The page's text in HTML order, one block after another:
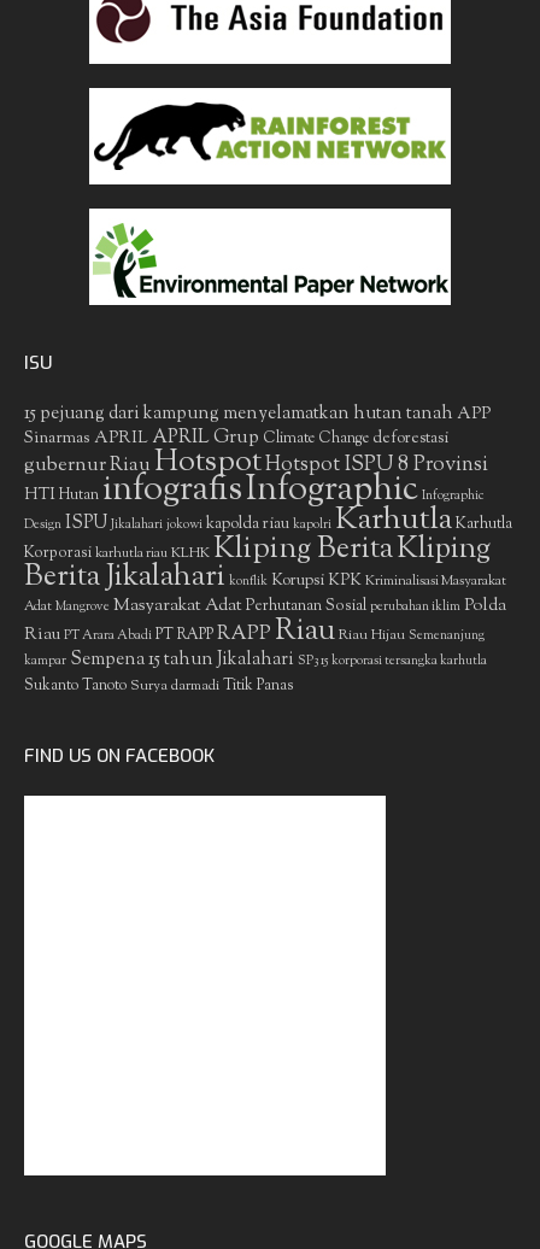
ISU
15 pejuang dari kampung menyelamatkan hutan tanah APP
Sinarmas APRIL APRIL Grup Climate Change deforestasi
gubernur RiauHotspotHotspot ISPU 8 Provinsi
HTIHutan infografisInfographic Infographic
Design ISPU Jikalahari jokowi kapolda riau kapolri KarhutlaKarhutla
Korporasikarhutla riauKLHKKliping BeritaKliping
Berita Jikalahari konflik Korupsi KPKKriminalisasi Masyarakat
Adat Mangrove Masyarakat AdatPerhutanan Sosial perubahan iklim Polda
Riau PT Arara Abadi PT RAPPRAPPRiauRiau Hijau Semenanjung
kampar Sempena 15 tahun Jikalahari SP3 15 korporasi tersangka karhutla
Sukanto Tanoto Surya darmadiTitik Panas
FIND US ON FACEBOOK
GOOGLE MAPS